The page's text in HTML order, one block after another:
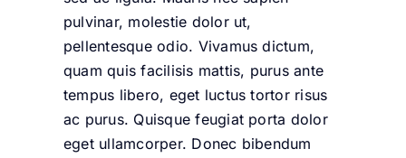
pulvinar, molestie dolor ut,
pellentesque odio. Vivamus dictum,
quam quis facilisis mattis, purus ante
tempus libero, eget luctus tortor risus
ac purus. Quisque feugiat porta dolor
eget ullamcorper. Donec bibendum